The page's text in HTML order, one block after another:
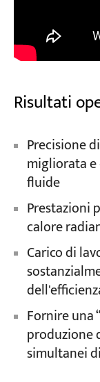
Risultati
Precisione
migliorata
fluide
Prestazioni
calore
Carico di
Fornire una
produzione
simultanei